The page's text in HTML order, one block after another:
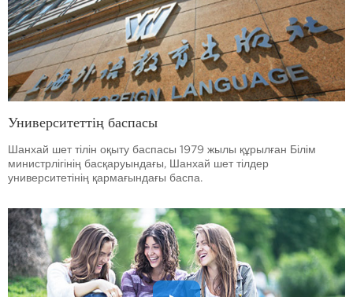
Университеттің баспасы
Шанхай шет тілін оқыту баспасы 1979 жылы құрылған Білім
министрлігінің басқаруындағы, Шанхай шет тілдер
университетінің қармағындағы баспа.